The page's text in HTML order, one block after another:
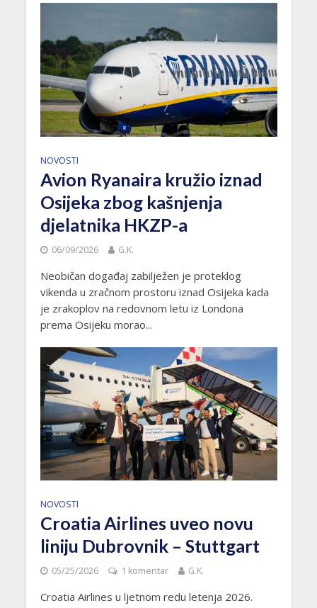
NOVOSTI
Avion Ryanaira kružio iznad
Osijeka zbog kašnjenja
djelatnika HKZP-a
06/09/2026 G.K.
Neobičan događaj zabilježen je proteklog
vikenda u zračnom prostoru iznad Osijeka kada
je zrakoplov na redovnom letu iz Londona
prema Osijeku morao...
NOVOSTI
Croatia Airlines uveo novu
liniju Dubrovnik – Stuttgart
05/25/2026 1 komentar G.K.
Croatia Airlines u ljetnom redu letenja 2026.